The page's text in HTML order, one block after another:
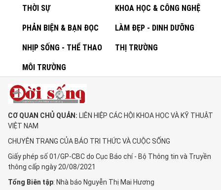
THỜI SỰ KHOA HỌC & CÔNG NGHỆ
PHẢN BIỆN & BẠN ĐỌC LÀM ĐẸP - DINH DƯỠNG
NHỊP SỐNG - THỂ THAO THỊ TRƯỜNG
MÔI TRƯỜNG
CƠ QUAN CHỦ QUẢN: LIÊN HIỆP CÁC HỘI KHOA HỌC VÀ KỸ THUẬT
VIỆT NAM
CHUYÊN TRANG CỦA BÁO TRI THỨC VÀ CUỘC SỐNG
Giấy phép số 01/GP-CBC do Cục Báo chí - Bộ Thông tin và Truyền
thông cấp ngày 20/08/2021
Tổng Biên tập: Nhà báo Nguyễn Thị Mai Hương